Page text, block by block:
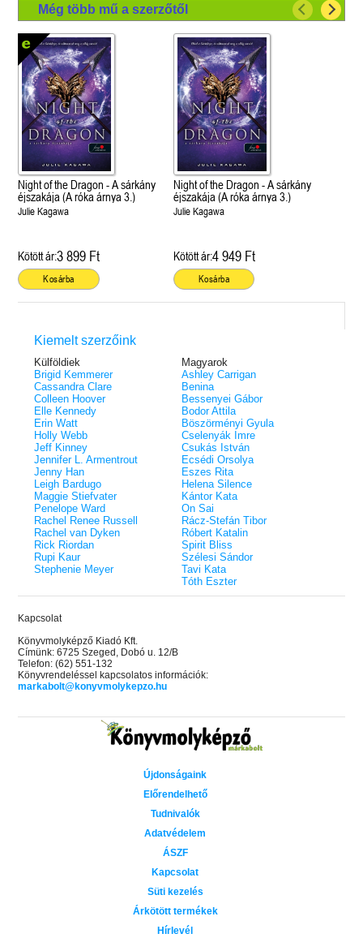
Még több mű a szerzőtől
Night of the Dragon - A sárkány
éjszakája (A róka árnya 3.)
Julie Kagawa
Kötött ár:3 899 Ft
Kosárba
Night of the Dragon - A sárkány
éjszakája (A róka árnya 3.)
Julie Kagawa
Kötött ár:4 949 Ft
Kosárba
Kiemelt szerzőink
Külföldiek
Brigid Kemmerer
Cassandra Clare
Colleen Hoover
Elle Kennedy
Erin Watt
Holly Webb
Jeff Kinney
Jennifer L. Armentrout
Jenny Han
Leigh Bardugo
Maggie Stiefvater
Penelope Ward
Rachel Renee Russell
Rachel van Dyken
Rick Riordan
Rupi Kaur
Stephenie Meyer
Magyarok
Ashley Carrigan
Benina
Bessenyei Gábor
Bodor Attila
Böszörményi Gyula
Cselenyák Imre
Csukás István
Ecsédi Orsolya
Eszes Rita
Helena Silence
Kántor Kata
On Sai
Rácz-Stefán Tibor
Róbert Katalin
Spirit Bliss
Szélesi Sándor
Tavi Kata
Tóth Eszter
Kapcsolat
Könyvmolyképző Kiadó Kft.
Címünk: 6725 Szeged, Dobó u. 12/B
Telefon: (62) 551-132
Könyvrendeléssel kapcsolatos információk:
markabolt@konyvmolykepzo.hu
Újdonságaink
Előrendelhető
Tudnivalók
Adatvédelem
ÁSZF
Kapcsolat
Süti kezelés
Árkötött termékek
Hírlevél